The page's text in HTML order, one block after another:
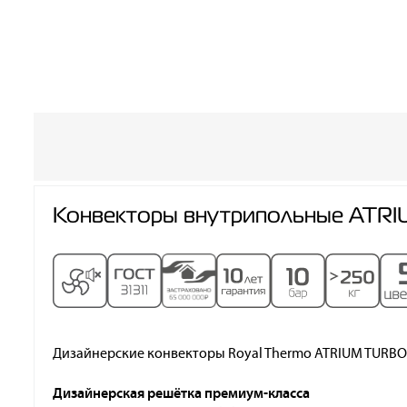
Конвекторы внутрипольные
Дизайнерские конвекторы Royal Thermo ATRIUM
Дизайнерская решётка премиум-класса